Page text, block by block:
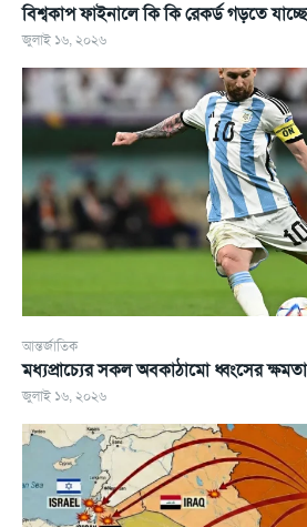
বিশ্বকাপ ফাইনালে কি কি রেকর্ড গড়তে
জুলাই ১৬, ২০২৬
আন্তর্জাতিক
মধ্যপ্রাচ্যের সকল অবকাঠামো ধ্বংসের
জুলাই ১৬, ২০২৬